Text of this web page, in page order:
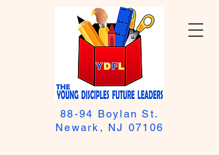
88-94 Boylan St.
Newark, NJ 07106